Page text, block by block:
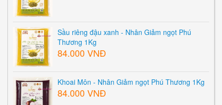
Sầu riêng đậu xanh - Nhân Giảm ngọt Phú
Thương 1Kg
84.000 VNĐ
Khoai Môn - Nhân Giảm ngọt Phú Thương 1Kg
84.000 VNĐ